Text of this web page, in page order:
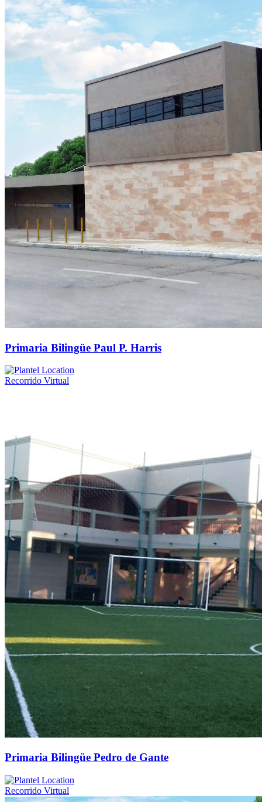
Primaria Bilingüe Paul P. Harris
Recorrido Virtual
Primaria Bilingüe Pedro de Gante
Recorrido Virtual